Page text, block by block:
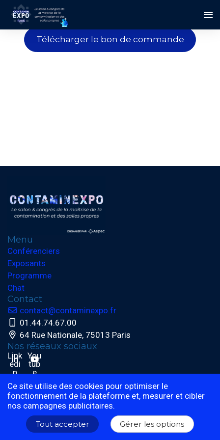
Télécharger le bon de commande
Menu
Conférenciers
Exposants
Programme
Chat
Contact
contact@contaminexpo.fr
01.44.74.67.00
64 Rue Nationale, 75013 Paris
Nos réseaux sociaux
Link
edi
n
You
tub
e
Manage your GDPR options
Ce site utilise des cookies pour optimiser le
fonctionnement de la plateforme et, mesurer et cibler
nos campagnes publicitaires.
Tout accepter Gérer les options